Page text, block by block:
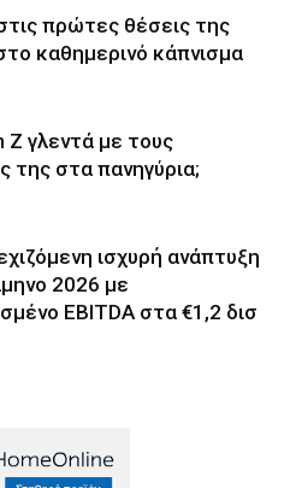
πρώτες θέσεις της
καθημερινό κάπνισμα
Z γλεντά με τους
της στα πανηγύρια;
ισχυρή ανάπτυξη
2026 με
EBITDA στα €1,2 δισ